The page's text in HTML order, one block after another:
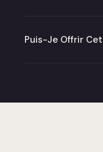
métropolitaine.
Puis-Je Offrir